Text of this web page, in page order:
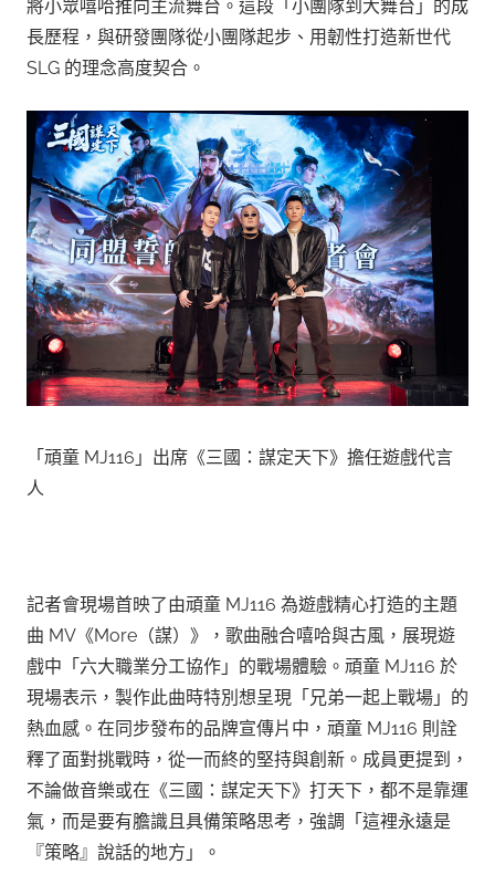
將小眾嘻哈推向主流舞台。這段「小團隊到大舞台」的成
長歷程，與研發團隊從小團隊起步、用韌性打造新世代
SLG 的理念高度契合。
「頑童 MJ116」出席《三國：謀定天下》擔任遊戲代言
人
記者會現場首映了由頑童 MJ116 為遊戲精心打造的主題
曲 MV《More（謀）》，歌曲融合嘻哈與古風，展現遊
戲中「六大職業分工協作」的戰場體驗。頑童 MJ116 於
現場表示，製作此曲時特別想呈現「兄弟一起上戰場」的
熱血感。在同步發布的品牌宣傳片中，頑童 MJ116 則詮
釋了面對挑戰時，從一而終的堅持與創新。成員更提到，
不論做音樂或在《三國：謀定天下》打天下，都不是靠運
氣，而是要有膽識且具備策略思考，強調「這裡永遠是
『策略』說話的地方」。